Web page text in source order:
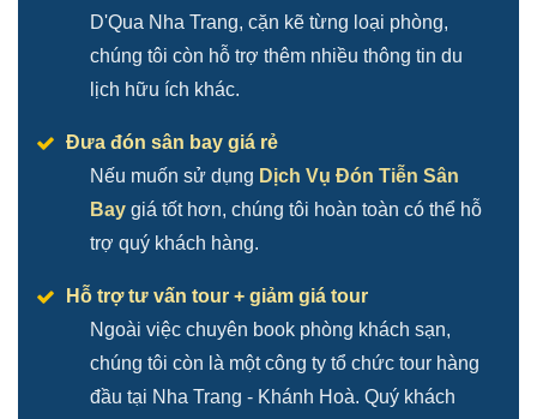
D'Qua Nha Trang, cặn kẽ từng loại phòng,
chúng tôi còn hỗ trợ thêm nhiều thông tin du
lịch hữu ích khác.
Đưa đón sân bay giá rẻ
Nếu muốn sử dụng Dịch Vụ Đón Tiễn Sân
Bay giá tốt hơn, chúng tôi hoàn toàn có thể hỗ
trợ quý khách hàng.
Hỗ trợ tư vấn tour + giảm giá tour
Ngoài việc chuyên book phòng khách sạn,
chúng tôi còn là một công ty tổ chức tour hàng
đầu tại Nha Trang - Khánh Hoà. Quý khách